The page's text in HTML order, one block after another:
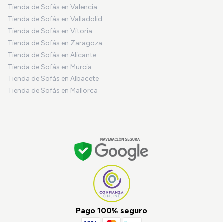
Tienda de Sofás en Valencia
Tienda de Sofás en Valladolid
Tienda de Sofás en Vitoria
Tienda de Sofás en Zaragoza
Tienda de Sofás en Alicante
Tienda de Sofás en Murcia
Tienda de Sofás en Albacete
Tienda de Sofás en Mallorca
Pago 100% seguro